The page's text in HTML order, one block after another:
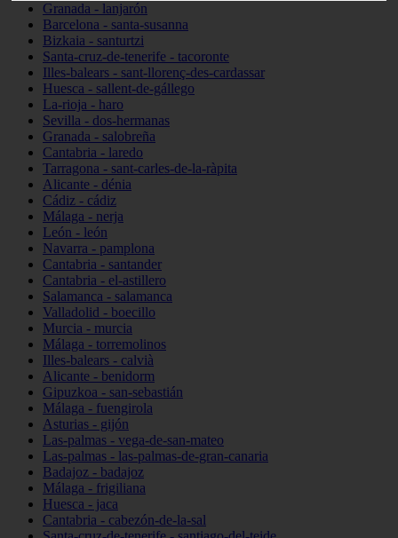
Granada - lanjarón
Barcelona - santa-susanna
Bizkaia - santurtzi
Santa-cruz-de-tenerife - tacoronte
Illes-balears - sant-llorenç-des-cardassar
Huesca - sallent-de-gállego
La-rioja - haro
Sevilla - dos-hermanas
Granada - salobreña
Cantabria - laredo
Tarragona - sant-carles-de-la-ràpita
Alicante - dénia
Cádiz - cádiz
Málaga - nerja
León - león
Navarra - pamplona
Cantabria - santander
Cantabria - el-astillero
Salamanca - salamanca
Valladolid - boecillo
Murcia - murcia
Málaga - torremolinos
Illes-balears - calvià
Alicante - benidorm
Gipuzkoa - san-sebastián
Málaga - fuengirola
Asturias - gijón
Las-palmas - vega-de-san-mateo
Las-palmas - las-palmas-de-gran-canaria
Badajoz - badajoz
Málaga - frigiliana
Huesca - jaca
Cantabria - cabezón-de-la-sal